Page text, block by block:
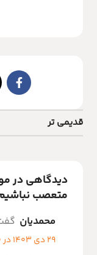
قدیمی تر
دیدگاهی در
متعصب
محمدیان
29 دی 1403 در 11:30